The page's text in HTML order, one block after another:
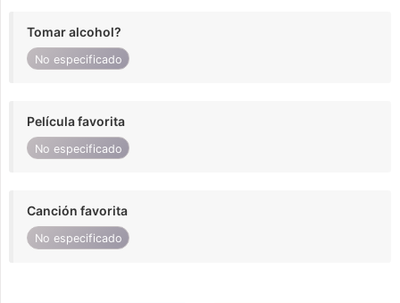
Tomar alcohol?
No especificado
Película favorita
No especificado
Canción favorita
No especificado